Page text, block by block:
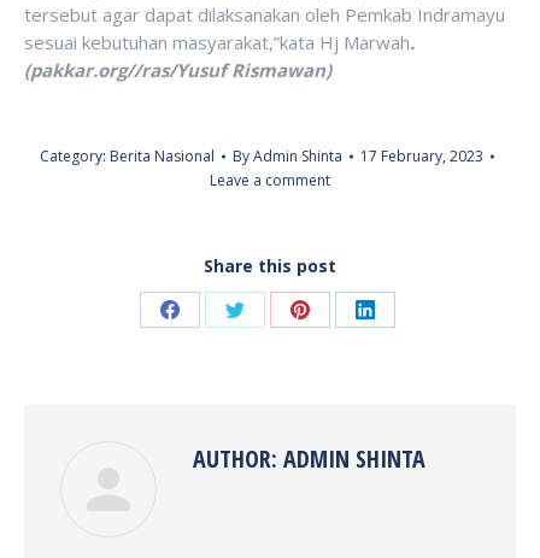
tersebut agar dapat dilaksanakan oleh Pemkab Indramayu
sesuai kebutuhan masyarakat,”kata Hj Marwah.
(pakkar.org//ras/Yusuf Rismawan)
Category: Berita Nasional ByAdmin Shinta
17 February, 2023
Leave a comment
Share this post
Share Share Share Share
AUTHOR: ADMIN SHINTA